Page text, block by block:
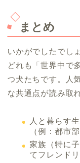
まとめ
いかがでしたでし
どれも「世界中で
つ犬たちです。人
な共通点が読み取
人と暮らす
（例：都市
家族（特に
てフレンド